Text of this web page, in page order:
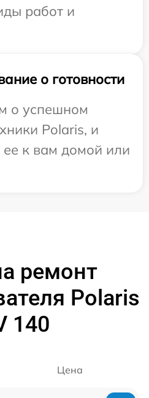
работ и
о готовности
о успешном
Polaris, и
ее к вам домой или
ремонт
Polaris
140
Цена